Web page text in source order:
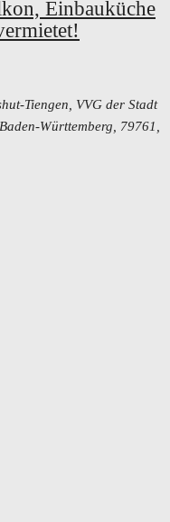
Einbauküche
Tiengen, VVG der Stadt
Württemberg, 79761,